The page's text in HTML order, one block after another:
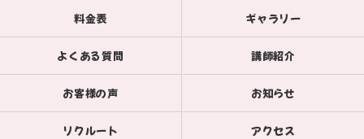
料金表 ギャラリー
よくある質問 講師紹介
お客様の声 お知らせ
リクルート アクセス